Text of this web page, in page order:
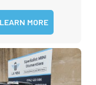
LEARN MORE